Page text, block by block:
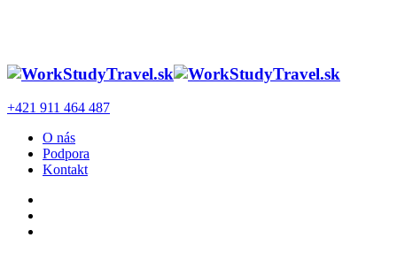
+421 911 464 487
O nás
Podpora
Kontakt